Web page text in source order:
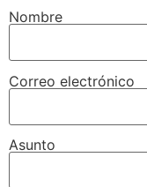
Nombre
Correo electrónico
Asunto